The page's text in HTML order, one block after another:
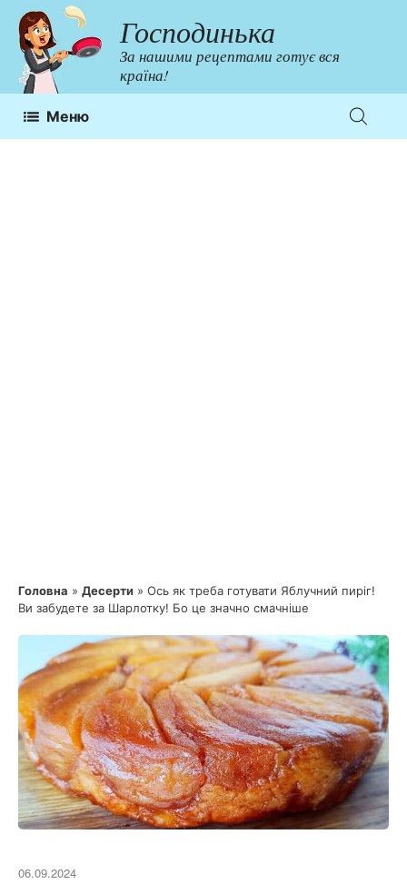
Перейти
до
контенту
Господинька
За нашими рецептами готує вся
країна!
Меню
Головна » Десерти » Ось як треба готувати Яблучний пиріг!
Ви забудете за Шарлотку! Бо це значно смачніше
06.09.2024